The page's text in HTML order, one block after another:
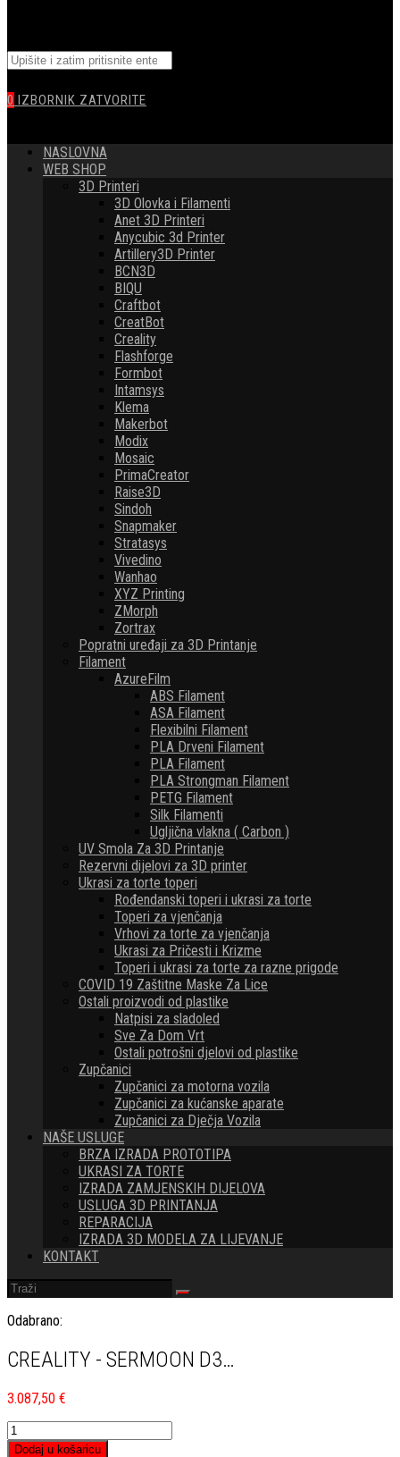
WEBSITE
Pretražite
ovu
web
stranicu
0 IZBORNIK ZATVORITE
NASLOVNA
WEB SHOP
3D Printeri
3D Olovka i Filamenti
Anet 3D Printeri
Anycubic 3d Printer
Artillery3D Printer
BCN3D
BIQU
Craftbot
CreatBot
Creality
Flashforge
Formbot
Intamsys
Klema
Makerbot
Modix
Mosaic
PrimaCreator
Raise3D
Sindoh
Snapmaker
Stratasys
Vivedino
Wanhao
XYZ Printing
ZMorph
Zortrax
Popratni uređaji za 3D Printanje
Filament
AzureFilm
ABS Filament
ASA Filament
Flexibilni Filament
PLA Drveni Filament
PLA Filament
PLA Strongman Filament
PETG Filament
Silk Filamenti
Ugljična vlakna ( Carbon )
UV Smola Za 3D Printanje
Rezervni dijelovi za 3D printer
Ukrasi za torte toperi
Rođendanski toperi i ukrasi za torte
Toperi za vjenčanja
Vrhovi za torte za vjenčanja
Ukrasi za Pričesti i Krizme
Toperi i ukrasi za torte za razne prigode
COVID 19 Zaštitne Maske Za Lice
Ostali proizvodi od plastike
Natpisi za sladoled
Sve Za Dom Vrt
Ostali potrošni djelovi od plastike
Zupčanici
Zupčanici za motorna vozila
Zupčanici za kućanske aparate
Zupčanici za Dječja Vozila
NAŠE USLUGE
BRZA IZRADA PROTOTIPA
UKRASI ZA TORTE
IZRADA ZAMJENSKIH DIJELOVA
USLUGA 3D PRINTANJA
REPARACIJA
IZRADA 3D MODELA ZA LIJEVANJE
KONTAKT
Odabrano:
CREALITY - SERMOON D3…
3.087,50 €
CREALITY
- Dodaj u košaricu